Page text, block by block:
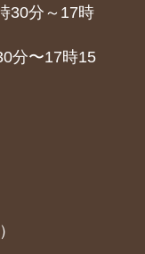
～17時
分〜17時15